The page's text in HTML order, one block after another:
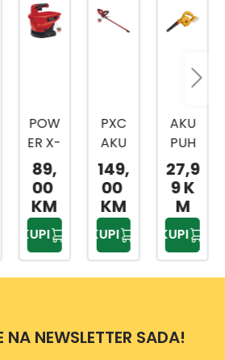
POW
ER X-
CHA
NGE
AKU
POSI
PAČ
GE-
US 18
89,
00
KM
KUPI
PXC
AKU
ŠKAR
E ZA
ŽIVIC
U
GE-
CH
1846
149,
00
KM
KUPI
AKU
PUH
AČ
CABL
I207
8 20
V
27,9
9 K
M
KUPI
NA NEWSLETTER SADA!